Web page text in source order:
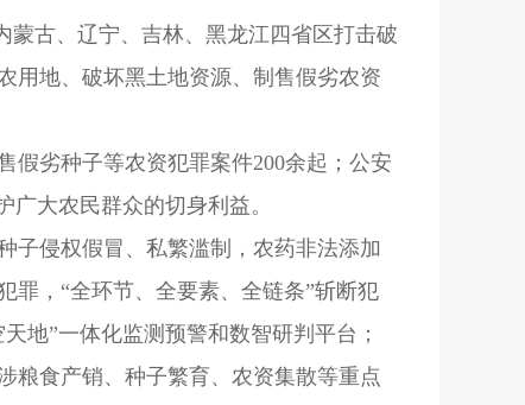
蒙古、辽宁、吉林、黑龙江四省区打击破
用地、破坏黑土地资源、制售假劣农资
假劣种子等农资犯罪案件200余起；公安
大农民群众的切身利益。
子侵权假冒、私繁滥制，农药非法添加
罪，“全环节、全要素、全链条”斩断犯
地”一体化监测预警和数智研判平台；
粮食产销、种子繁育、农资集散等重点